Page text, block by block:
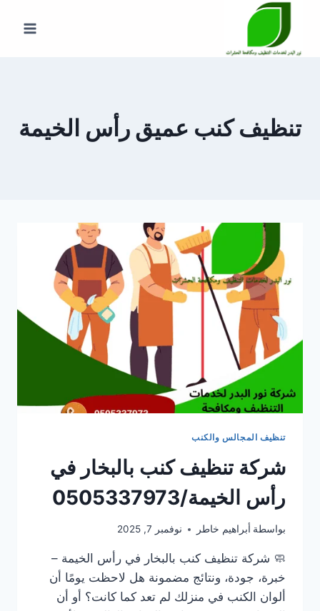
المحتوى
تنظيف كنب عميق رأس الخيمة
تنظيف المجالس والكنب
شركة تنظيف كنب بالبخار في
رأس الخيمة/0505337973
بواسطة أبراهيم خاطر نوفمبر 7, 2025
🧼 شركة تنظيف كنب بالبخار في رأس الخيمة –
خبرة، جودة، ونتائج مضمونة هل لاحظت يومًا أن
ألوان الكنب في منزلك لم تعد كما كانت؟ أو أن